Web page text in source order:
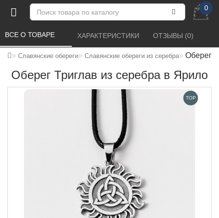
0
Славянские обереги Славянские обереги из серебра Оберег
Оберег Триглав из серебра в Ярило
ВСЕ О ТОВАРЕ ХАРАКТЕРИСТИКИ ОТЗЫВЫ (0)
TOP